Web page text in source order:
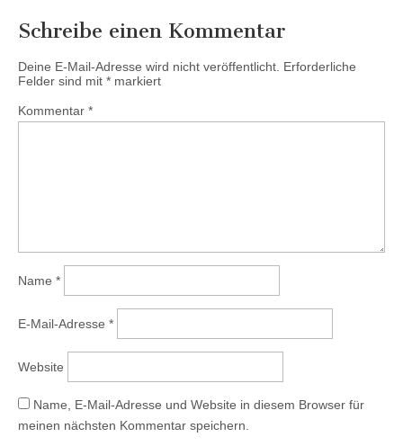
Schreibe einen Kommentar
Deine E-Mail-Adresse wird nicht veröffentlicht. Erforderliche
Felder sind mit * markiert
Kommentar *
Name *
E-Mail-Adresse *
Website
Name, E-Mail-Adresse und Website in diesem Browser für
meinen nächsten Kommentar speichern.